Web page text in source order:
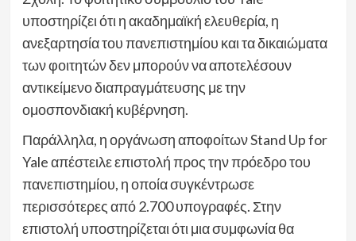
υποστηρίζει ότι η ακαδημαϊκή ελευθερία, η
ανεξαρτησία του πανεπιστημίου και τα δικαιώματα
των φοιτητών δεν μπορούν να αποτελέσουν
αντικείμενο διαπραγμάτευσης με την
ομοσπονδιακή κυβέρνηση.
Παράλληλα, η οργάνωση αποφοίτων Stand Up for
Yale απέστειλε επιστολή προς την πρόεδρο του
πανεπιστημίου, η οποία συγκέντρωσε
περισσότερες από 2.700 υπογραφές. Στην
επιστολή υποστηρίζεται ότι μια συμφωνία θα